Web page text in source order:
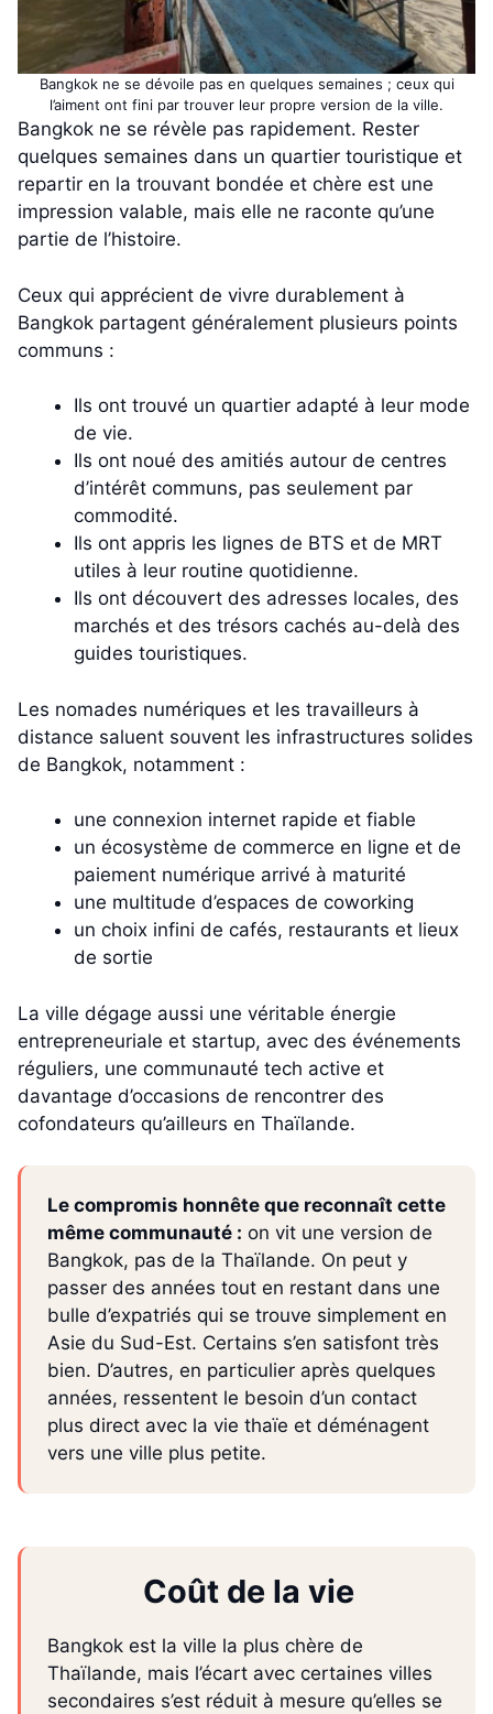
Bangkok ne se dévoile pas en quelques semaines ; ceux qui
l’aiment ont fini par trouver leur propre version de la ville.
Bangkok ne se révèle pas rapidement. Rester
quelques semaines dans un quartier touristique et
repartir en la trouvant bondée et chère est une
impression valable, mais elle ne raconte qu’une
partie de l’histoire.
Ceux qui apprécient de vivre durablement à
Bangkok partagent généralement plusieurs points
communs :
Ils ont trouvé un quartier adapté à leur mode
de vie.
Ils ont noué des amitiés autour de centres
d’intérêt communs, pas seulement par
commodité.
Ils ont appris les lignes de BTS et de MRT
utiles à leur routine quotidienne.
Ils ont découvert des adresses locales, des
marchés et des trésors cachés au-delà des
guides touristiques.
Les nomades numériques et les travailleurs à
distance saluent souvent les infrastructures solides
de Bangkok, notamment :
une connexion internet rapide et fiable
un écosystème de commerce en ligne et de
paiement numérique arrivé à maturité
une multitude d’espaces de coworking
un choix infini de cafés, restaurants et lieux
de sortie
La ville dégage aussi une véritable énergie
entrepreneuriale et startup, avec des événements
réguliers, une communauté tech active et
davantage d’occasions de rencontrer des
cofondateurs qu’ailleurs en Thaïlande.
Le compromis honnête que reconnaît cette
même communauté : on vit une version de
Bangkok, pas de la Thaïlande. On peut y
passer des années tout en restant dans une
bulle d’expatriés qui se trouve simplement en
Asie du Sud-Est. Certains s’en satisfont très
bien. D’autres, en particulier après quelques
années, ressentent le besoin d’un contact
plus direct avec la vie thaïe et déménagent
vers une ville plus petite.
Coût de la vie
Bangkok est la ville la plus chère de
Thaïlande, mais l’écart avec certaines villes
secondaires s’est réduit à mesure qu’elles se